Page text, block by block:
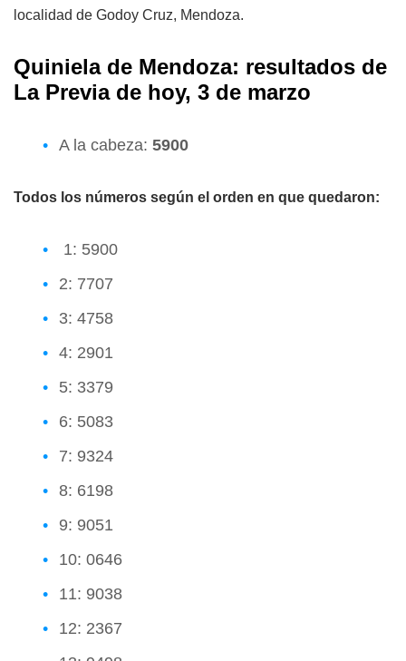
localidad de Godoy Cruz, Mendoza.
Quiniela de Mendoza: resultados de
La Previa de hoy, 3 de marzo
A la cabeza: 5900
Todos los números según el orden en que quedaron:
1: 5900
2: 7707
3: 4758
4: 2901
5: 3379
6: 5083
7: 9324
8: 6198
9: 9051
10: 0646
11: 9038
12: 2367